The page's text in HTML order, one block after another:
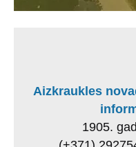
Aizkraukles
1905.